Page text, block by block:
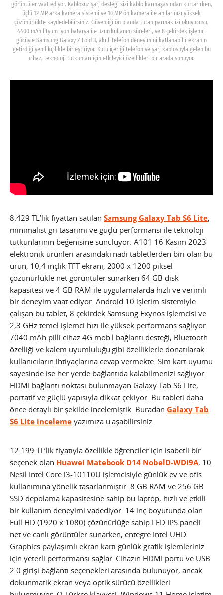
görüntüler vaat ediyor. Kablosuz şarj desteği sizi kablo karmaşasından kurtarırken,
üçlü 12 MP arka kamera sistemi ve 10 MP ön kamera ile anılarınızı yüksek
çözünürlükte kaydedebilirsiniz. Güvenliği ön planda tutan parmak izi okuyucusu,
4400 mAh lityum iyon batarya ile uzun kullanım süreleri, ve 8 çekirdek işlemci
gücüyle Samsung Galaxy Z Fold 3, akıllı telefon deneyimini katlanabilir ekranın
getirdiği yenilikçilikle birleştiriyor. Kutu içeriği telefon ve şarj kablosuyla gelen bu
cihaz, teknoloji tutkunları için etkileyici özellikleri bir arada sunuyor.
8.429 TL’lik fiyattan satılan Samsung Galaxy Tab S6 Lite,
minimalist gri tasarımı ve güçlü performansı ile teknoloji
tutkunlarının beğenisine sunuluyor. A101 16 Kasım 2023
elektronik ürünleri arasındaki nadi tabletlerden biri olan bu
ürün, 10,4 inçlik TFT ekranı, 2000 x 1200 piksel
çözünürlükle net görüntüler sunarken 64 GB disk
kapasitesi ve 4 GB RAM ile uygulamalarda hızlı ve verimli
bir deneyim vaat ediyor. Android 10 işletim sistemiyle
çalışan bu tablet, 8 çekirdek Samsung Exynos işlemcisi ve
2,3 GHz temel işlemci hızı ile yüksek performans sağlıyor.
7040 mAh pilli cihaz 4G mobil bağlantı desteği, Bluetooth
özelliği ve kalem uyumluluğu gibi özelliklerle donatılarak
kullanıcıların ihtiyaçlarına cevap vermekte. Sim kart uyumu
sayesinde ise her yerde bağlantıda kalabilmenizi sağlıyor.
HDMI bağlantı noktası bulunmayan Galaxy Tab S6 Lite,
portatif ve güçlü yapısıyla dikkat çekiyor. Bu tableti daha
önce detaylı bir şekilde incelemiştik. Buradan Galaxy Tab
S6 Lite inceleme yazımıza ulaşabilirsiniz.
12.199 TL’lik fiyatıyla özellikle öğrenciler için isabetli bir
seçenek olan Huawei Matebook D14 NobelD-WDI9A, 10.
Nesil Intel Core i3-10110U işlemcisiyle günlük ev ve ofis
kullanımına yönelik tasarlanmıştır. 8 GB RAM ve 256 GB
SSD depolama kapasitesine sahip bu laptop, hızlı ve etkili
bir kullanım deneyimi vadediyor. 14 inç boyutunda olan
Full HD (1920 x 1080) çözünürlüğe sahip LED IPS paneli
net ve canlı görüntüler sunarken, entegre Intel UHD
Graphics paylaşımlı ekran kartı günlük grafik işlemleriniz
için yeterli performansı sağlar. Cihazın HDMI portu ve USB
2.0 girişi bağlantı seçenekleri arasında bulunuyor, ancak
dokunmatik ekran veya optik sürücü özellikleri